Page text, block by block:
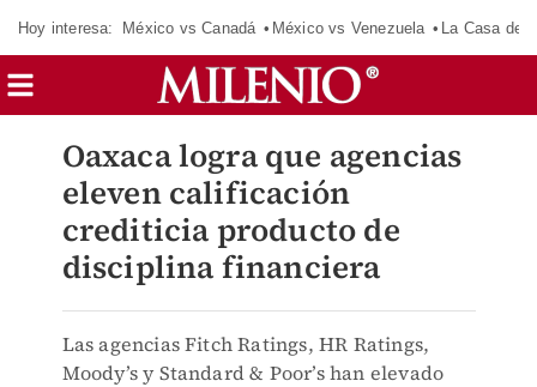
Hoy interesa: México vs Canadá México vs Venezuela La Casa de
Oaxaca logra que agencias
eleven calificación
crediticia producto de
disciplina financiera
Las agencias Fitch Ratings, HR Ratings,
Moody’s y Standard & Poor’s han elevado